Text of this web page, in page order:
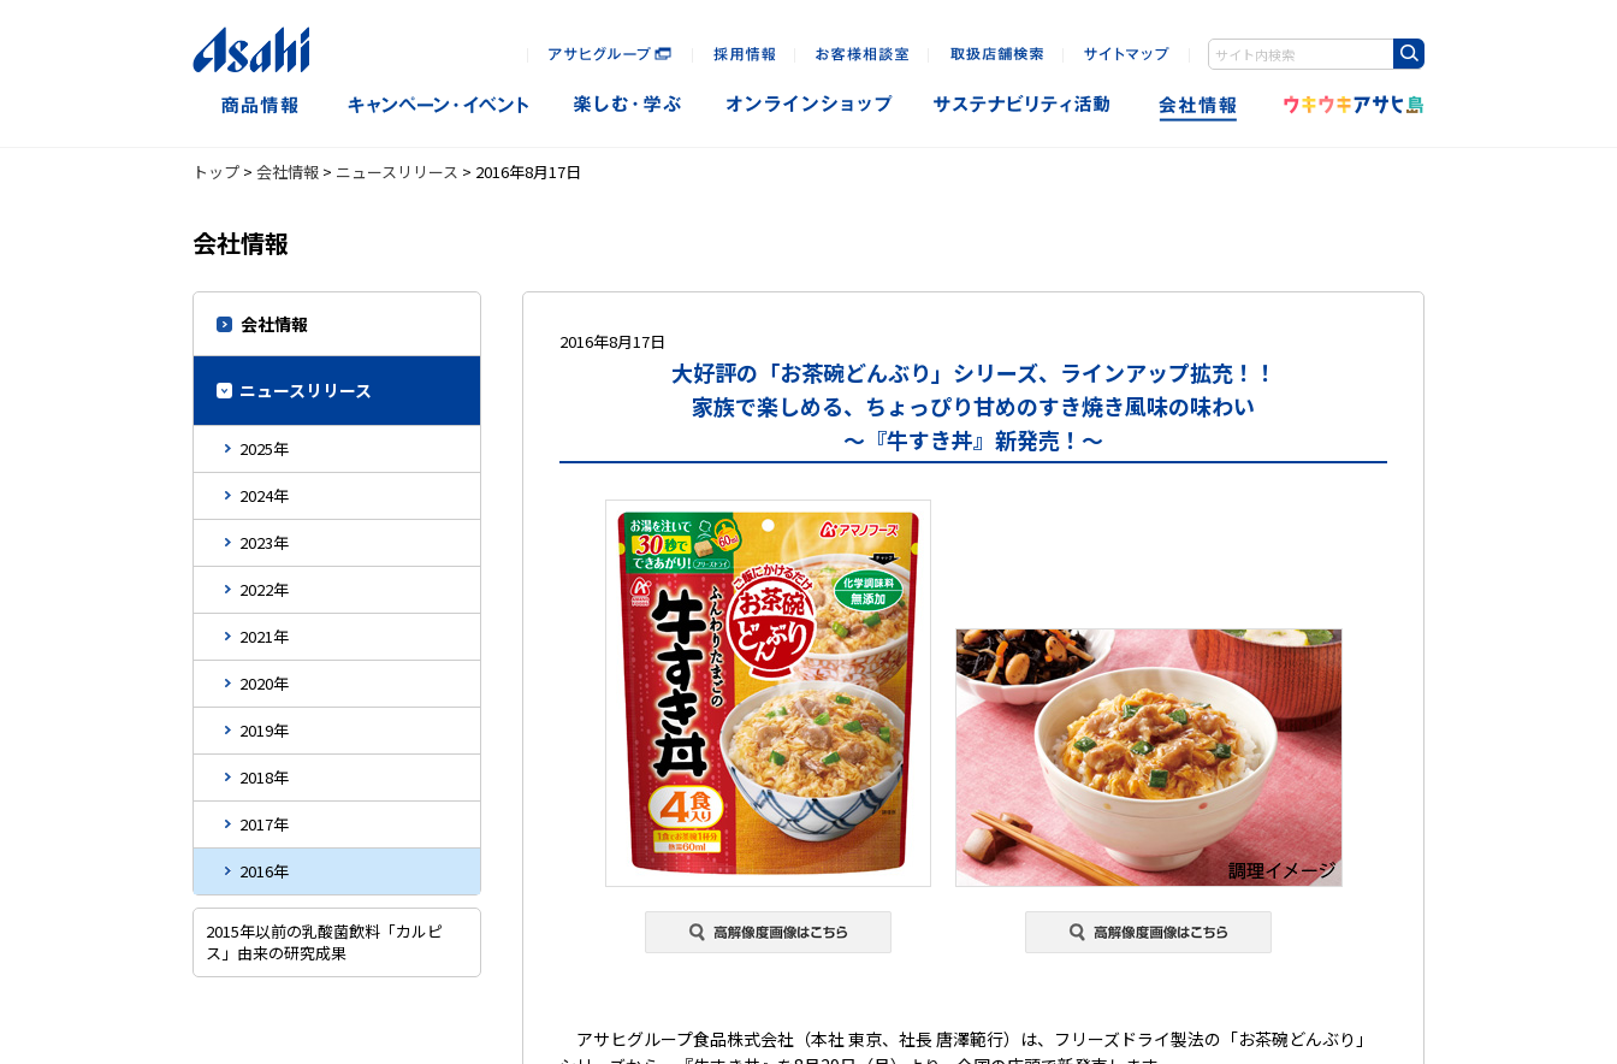
Write your search query here
トップ > 会社情報 > ニュースリリース > 2016年8月17日
会社情報
会社情報
ニュースリリース
2025年
2024年
2023年
2022年
2021年
2020年
2019年
2018年
2017年
2016年
2015年以前の乳酸菌飲料「カルピ
ス」由来の研究成果
2016年8月17日
大好評の「お茶碗どんぶり」シリーズ、ラインアップ拡充！！
家族で楽しめる、ちょっぴり甘めのすき焼き風味の味わい
～『牛すき丼』新発売！～
アサヒグループ食品株式会社（本社 東京、社長 唐澤範行）は、フリーズドライ製法の「お茶碗どんぶり」